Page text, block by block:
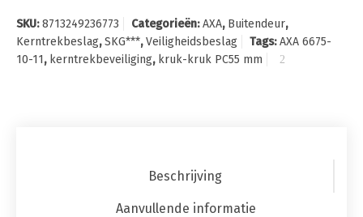
SKU:8713249236773 Categorieën:AXA, Buitendeur,
Kerntrekbeslag,SKG***,Veiligheidsbeslag Tags:AXA 6675-
10-11, kerntrekbeveiliging, kruk-kruk PC55 mm
Beschrijving
Aanvullende informatie